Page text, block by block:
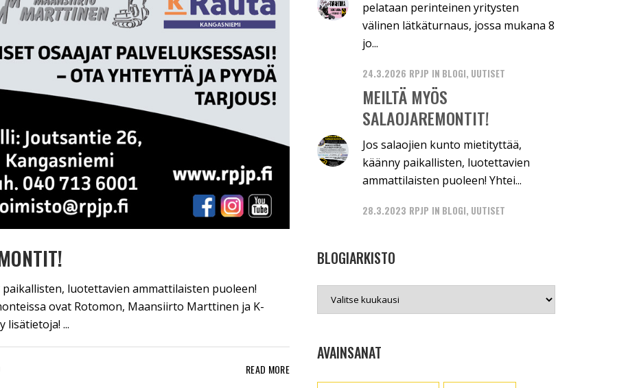
luotettavien ammattilaisten puoleen!
ovat Rotomon, Maansiirto Marttinen ja K-
lisätietoja! ...
READ MORE
pelataan perinteinen yritysten
välinen lätkäturnaus, jossa mukana 8
jo...
24.3.2026 RPJP IN BLOGI, UUTISET
MEILTÄ MYÖS
SALAOJAREMONTIT!
Jos salaojien kunto mietityttää,
käänny paikallisten, luotettavien
ammattilaisten puoleen! Yhtei...
28.3.2023 RPJP IN BLOGI, UUTISET
BLOGIARKISTO
Blogiarkisto
AVAINSANAT